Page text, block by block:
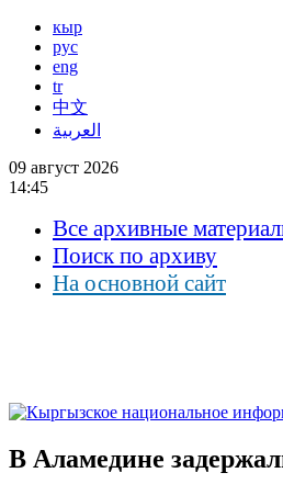
кыр
рус
eng
tr
中文
العربية
09 август 2026
14:45
Все архивные
Поиск по архиву
На основной сайт
В Аламедине